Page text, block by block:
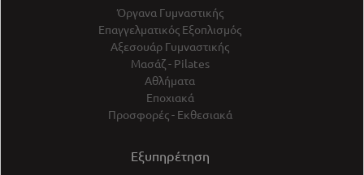
Όργανα Γυμναστικής
Επαγγελματικός Εξοπλισμός
Αξεσουάρ Γυμναστικής
Μασάζ - Pilates
Αθλήματα
Εποχιακά
Προσφορές - Εκθεσιακά
Εξυπηρέτηση